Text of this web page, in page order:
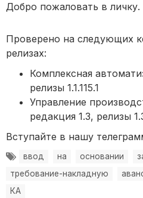
Добро пожаловать в личку.
Проверено на следующих
релизах:
Комплексная
релизы 1.1.115.1
Управление
редакция 1.3, релизы
Вступайте в нашу
ввод на основании
требование-накладную
КА